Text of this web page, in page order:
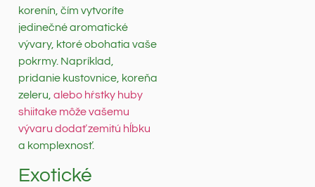
korenín, čím vytvoríte
jedinečné aromatické
vývary, ktoré obohatia vaše
pokrmy. Napríklad,
pridanie kustovnice, koreňa
zeleru, alebo hŕstky huby
shiitake môže vašemu
vývaru dodať zemitú hĺbku
a komplexnosť.
Exotické